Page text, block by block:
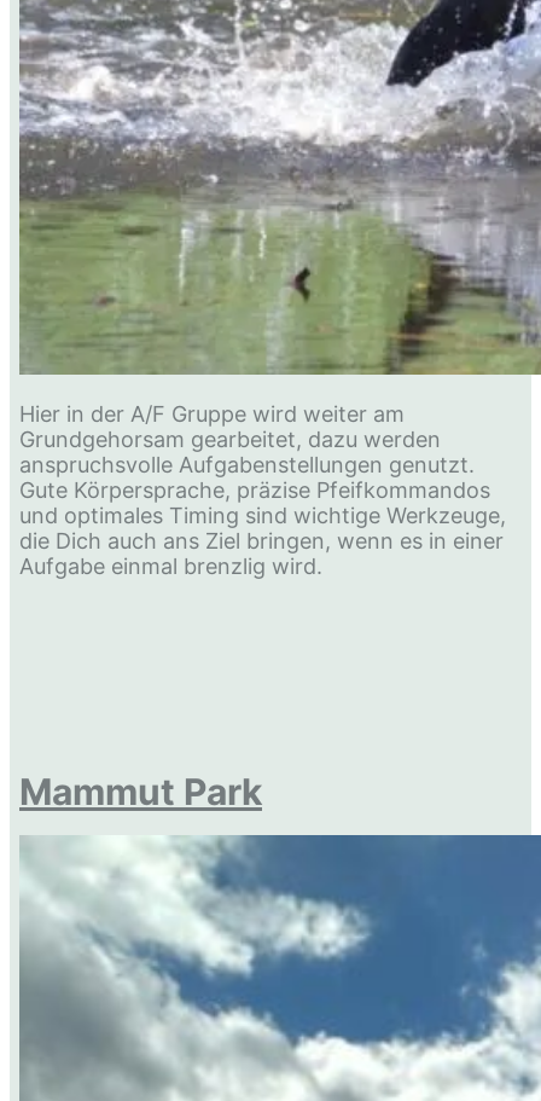
Hier in der A/F Gruppe wird weiter am
Grundgehorsam gearbeitet, dazu werden
anspruchsvolle Aufgabenstellungen genutzt.
Gute Körpersprache, präzise Pfeifkommandos
und optimales Timing sind wichtige Werkzeuge,
die Dich auch ans Ziel bringen, wenn es in einer
Aufgabe einmal brenzlig wird.
Mammut Park